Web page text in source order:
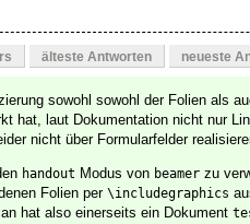
älteste Antworten neueste
sowohl sowohl der Folien als
hat, laut Dokumentation nicht nur
nicht über Formularfelder
handout Modus von beamer zu
Folien per \includegraphics
hat also einerseits ein Dokument